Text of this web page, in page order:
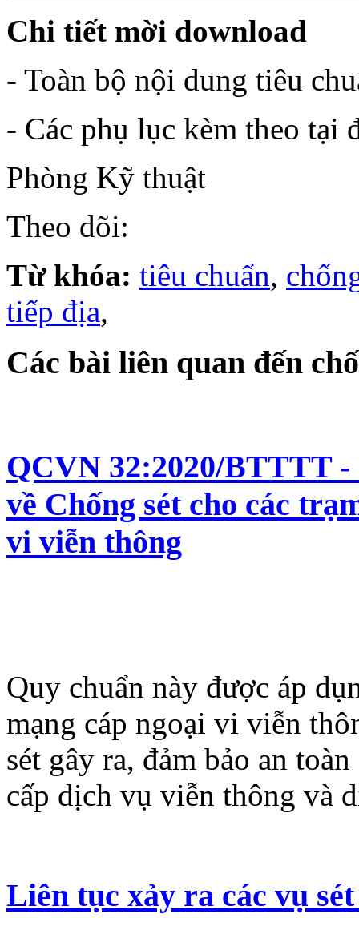
Chi tiết mời download
- Toàn bộ nội dung tiêu
- Các phụ lục kèm theo tại
Phòng Kỹ thuật
Theo dõi:
Từ khóa: tiêu chuẩn,
tiếp địa,
Các bài liên quan đến
QCVN 32:2020/BTTTT
về Chống sét cho các
vi viễn thông
Quy chuẩn này được áp
mạng cáp ngoại vi viễn
sét gây ra, đảm bảo an
cấp dịch vụ viễn thông và
Liên tục xảy ra các vụ